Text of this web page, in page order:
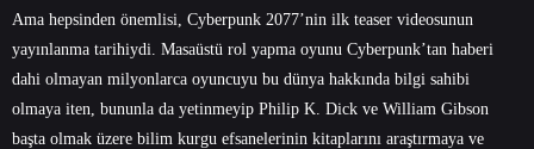
Ama hepsinden önemlisi, Cyberpunk 2077’nin ilk teaser videosunun
yayınlanma tarihiydi. Masaüstü rol yapma oyunu Cyberpunk’tan haberi
dahi olmayan milyonlarca oyuncuyu bu dünya hakkında bilgi sahibi
olmaya iten, bununla da yetinmeyip Philip K. Dick ve William Gibson
başta olmak üzere bilim kurgu efsanelerinin kitaplarını araştırmaya ve